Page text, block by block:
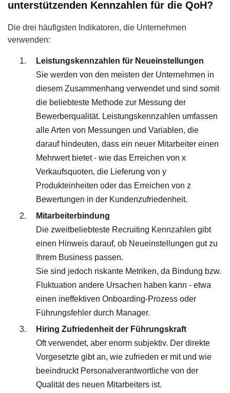
unterstützenden Kennzahlen für die QoH?
Die drei häufigsten Indikatoren, die Unternehmen
verwenden:
Leistungskennzahlen für Neueinstellungen
Sie werden von den meisten der Unternehmen in
diesem Zusammenhang verwendet und sind somit
die beliebteste Methode zur Messung der
Bewerberqualität. Leistungskennzahlen umfassen
alle Arten von Messungen und Variablen, die
darauf hindeuten, dass ein neuer Mitarbeiter einen
Mehrwert bietet - wie das Erreichen von x
Verkaufsquoten, die Lieferung von y
Produkteinheiten oder das Erreichen von z
Bewertungen in der Kundenzufriedenheit.
Mitarbeiterbindung
Die zweitbeliebteste Recruiting Kennzahlen gibt
einen Hinweis darauf, ob Neueinstellungen gut zu
Ihrem Business passen.
Sie sind jedoch riskante Metriken, da Bindung bzw.
Fluktuation andere Ursachen haben kann - etwa
einen ineffektiven Onboarding-Prozess oder
Führungsfehler durch Manager.
Hiring Zufriedenheit der Führungskraft
Oft verwendet, aber enorm subjektiv. Der direkte
Vorgesetzte gibt an, wie zufrieden er mit und wie
beeindruckt Personalverantwortliche von der
Qualität des neuen Mitarbeiters ist.